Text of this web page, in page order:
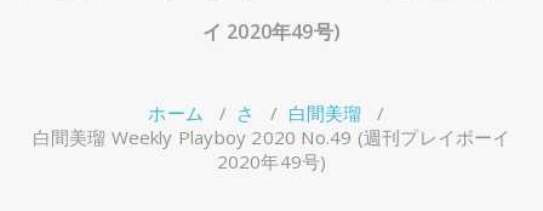
イ 2020年49号)
ホーム / さ / 白間美瑠 /
白間美瑠 Weekly Playboy 2020 No.49 (週刊プレイボーイ
2020年49号)